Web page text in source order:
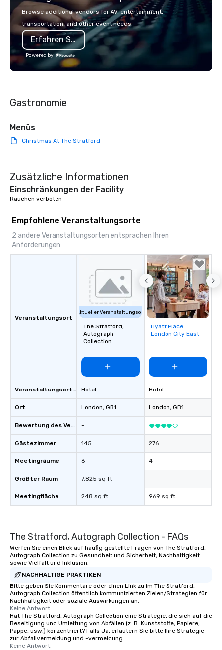
with La Costa Limousine.
Browse additional vendors for AV, entertainment,
transportation, and other event needs.
Erfahren Sie mehr
Powered by
Gastronomie
Menüs
Christmas At The Stratford
Zusätzliche Informationen
Einschränkungen der Facility
Rauchen verboten
Empfohlene Veranstaltungsorte
2 andere Veranstaltungsorten entsprachen Ihren
Anforderungen
Veranstaltungsort
Veranstaltungsortstyp
Ort
Bewertung des Veranstaltungsortes
Gästezimmer
Meetingräume
Größter Raum
Meetingfläche
Aktueller Veranstaltungsort
The Stratford,
Autograph
Collection
Hotel
London, GB1
-
145
6
7.825 sq ft
248 sq ft
Removed from
favorites
Hyatt Place
London City East
Hotel
London, GB1
276
4
-
969 sq ft
The Stratford, Autograph Collection - FAQs
Werfen Sie einen Blick auf häufig gestellte Fragen von The Stratford,
Autograph Collection zu Gesundheit und Sicherheit, Nachhaltigkeit
sowie Vielfalt und Inklusion.
NACHHALTIGE PRAKTIKEN
Bitte geben Sie Kommentare oder einen Link zu im The Stratford,
Autograph Collection öffentlich kommunizierten Zielen/Strategien für
Nachhaltigkeit oder soziale Auswirkungen an.
Keine Antwort.
Hat The Stratford, Autograph Collection eine Strategie, die sich auf die
Beseitigung und Umleitung von Abfällen (z. B. Kunststoffe, Papiere,
Pappe, usw.) konzentriert? Falls Ja, erläutern Sie bitte Ihre Strategie
zur Abfallvermeidung und -vermeidung.
Keine Antwort.